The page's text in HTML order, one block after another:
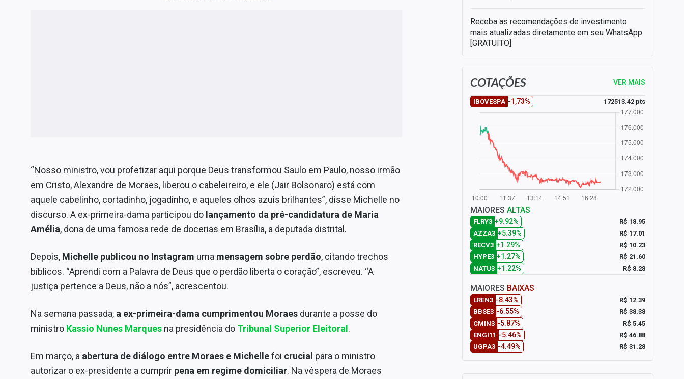
“Nosso ministro, vou profetizar aqui porque Deus transformou Saulo em Paulo, nosso irmão
em Cristo, Alexandre de Moraes, liberou o cabeleireiro, e ele (Jair Bolsonaro) está com
aquele cabelinho, cortadinho, jogadinho, e aqueles olhos azuis brilhantes”, disse Michelle no
discurso. A ex-primeira-dama participou do lançamento da pré-candidatura de Maria
Amélia, dona de uma famosa rede de docerias em Brasília, a deputada distrital.
Depois, Michelle publicou no Instagram uma mensagem sobre perdão, citando trechos
bíblicos. “Aprendi com a Palavra de Deus que o perdão liberta o coração”, escreveu. “A
justiça pertence a Deus, não a nós”, acrescentou.
Na semana passada, a ex-primeira-dama cumprimentou Moraes durante a posse do
ministro Kassio Nunes Marques na presidência do Tribunal Superior Eleitoral.
Em março, a abertura de diálogo entre Moraes e Michellefoi crucial para o ministro
autorizar o ex-presidente a cumprir pena em regime domiciliar. Na véspera de Moraes
Receba as recomendações de investimento
mais atualizadas diretamente em seu WhatsApp
[GRATUITO]
COTAÇÕES VER MAIS
IBOVESPA -1,73% 172513.42 pts
MAIORES ALTAS
FLRY3 +9.92%
R$ 18.95
AZZA3 +5.39%
R$ 17.01
RECV3 +1.29%
R$ 10.23
HYPE3 +1.27%
R$ 21.60
NATU3 +1.22% R$ 8.28
MAIORES BAIXAS
LREN3 -8.43%
R$ 12.39
BBSE3 -6.55%
R$ 38.38
CMIN3 -5.87%
R$ 5.45
ENGI11 -5.46%
R$ 46.88
UGPA3 -4.49% R$ 31.28